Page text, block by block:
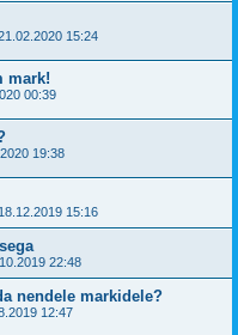
15:24
mark!
00:39
19:38
18.12.2019 15:16
22:48
nendele markidele?
12:47